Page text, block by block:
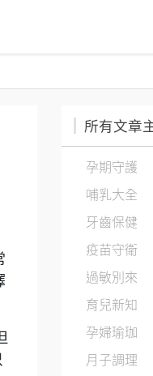
所有文章
孕期守護
哺乳大全
牙齒保健
疫苗守衛
過敏別來
育兒新知
孕婦瑜珈
月子調理